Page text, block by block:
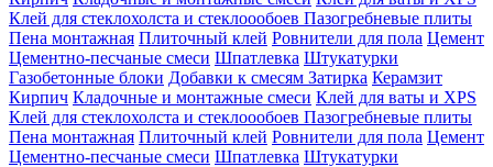
Клей для стеклохолста и стеклоообоев Пазогребневые плиты
Пена монтажная Плиточный клей Ровнители для пола Цемент
Цементно-песчаные смеси Шпатлевка Штукатурки
Газобетонные блоки Добавки к смесям Затирка Керамзит
Кирпич Кладочные и монтажные смеси Клей для ваты и XPS
Клей для стеклохолста и стеклоообоев Пазогребневые плиты
Пена монтажная Плиточный клей Ровнители для пола Цемент
Цементно-песчаные смеси Шпатлевка Штукатурки